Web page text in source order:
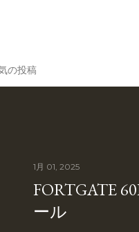
の投稿
1月 01, 2025
FORTGATE
ール